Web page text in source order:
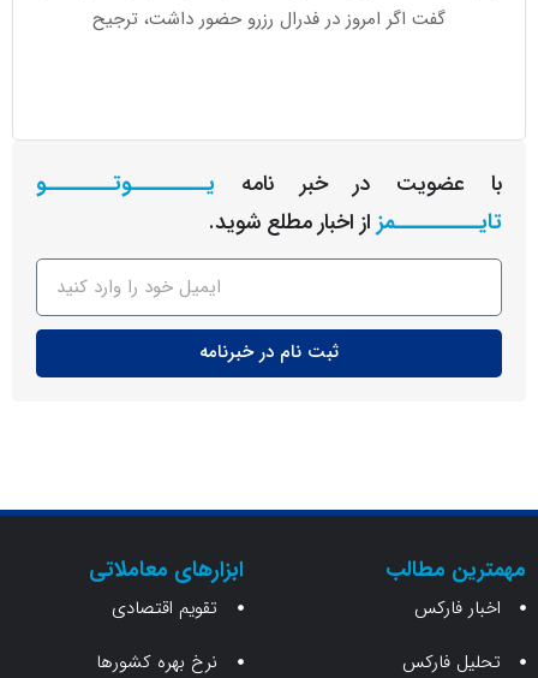
گفت اگر امروز در فدرال رزرو حضور داشت، ترجیح
در خبر نامه
یـــــــــوتــــــــو
از اخبار مطلع شوید.
ثبت نام در خبرنامه
مطالب
فارکس
فارکس
ابزارهای معاملاتی
تقویم اقتصادی
نرخ بهره کشورها